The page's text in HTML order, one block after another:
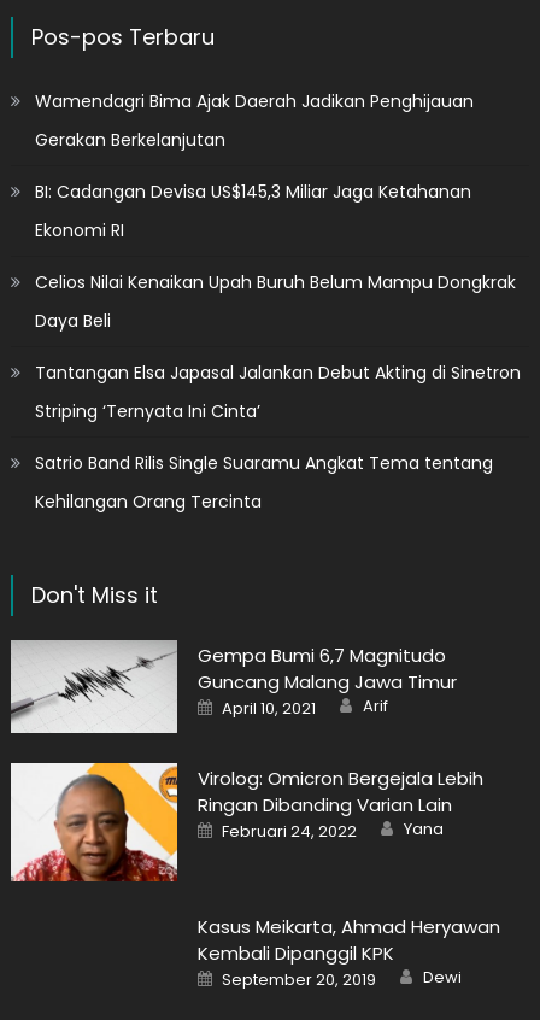
Pos-pos Terbaru
Wamendagri Bima Ajak Daerah Jadikan Penghijauan
Gerakan Berkelanjutan
BI: Cadangan Devisa US$145,3 Miliar Jaga Ketahanan
Ekonomi RI
Celios Nilai Kenaikan Upah Buruh Belum Mampu Dongkrak
Daya Beli
Tantangan Elsa Japasal Jalankan Debut Akting di Sinetron
Striping ‘Ternyata Ini Cinta’
Satrio Band Rilis Single Suaramu Angkat Tema tentang
Kehilangan Orang Tercinta
Don't Miss it
Gempa Bumi 6,7 Magnitudo
Guncang Malang Jawa Timur
Posted
on
April 10, 2021 Author
Arif
Virolog: Omicron Bergejala Lebih
Ringan Dibanding Varian Lain
Posted
on
Februari 24, 2022 Author
Yana
Kasus Meikarta, Ahmad Heryawan
Kembali Dipanggil KPK
Posted
on
September 20, 2019 Author
Dewi